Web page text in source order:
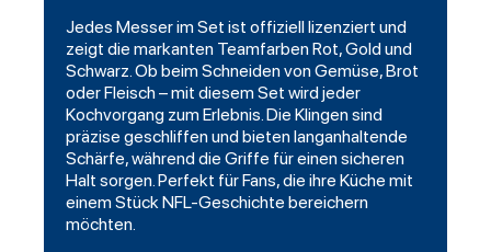
Jedes Messer im Set ist offiziell lizenziert und
zeigt die markanten Teamfarben Rot, Gold und
Schwarz. Ob beim Schneiden von Gemüse, Brot
oder Fleisch – mit diesem Set wird jeder
Kochvorgang zum Erlebnis. Die Klingen sind
präzise geschliffen und bieten langanhaltende
Schärfe, während die Griffe für einen sicheren
Halt sorgen. Perfekt für Fans, die ihre Küche mit
einem Stück NFL-Geschichte bereichern
möchten.